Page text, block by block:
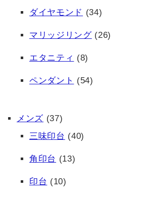
ダイヤモンド (34)
マリッジリング(26)
エタニティ (8)
ペンダント (54)
メンズ (37)
三味印台 (40)
角印台 (13)
印台 (10)